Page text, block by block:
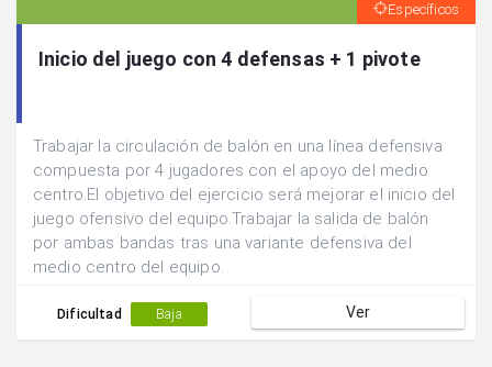
Específicos
Inicio del juego con 4 defensas + 1 pivote
Trabajar la circulación de balón en una línea defensiva
compuesta por 4 jugadores con el apoyo del medio
centro.El objetivo del ejercicio será mejorar el inicio del
juego ofensivo del equipo.Trabajar la salida de balón
por ambas bandas tras una variante defensiva del
medio centro del equipo.
Dificultad Baja Ver